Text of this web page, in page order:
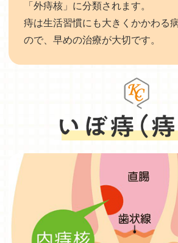
「外痔核」に分類されます。
痔は生活習慣にも大きくかかわる
ので、早めの治療が大切です。